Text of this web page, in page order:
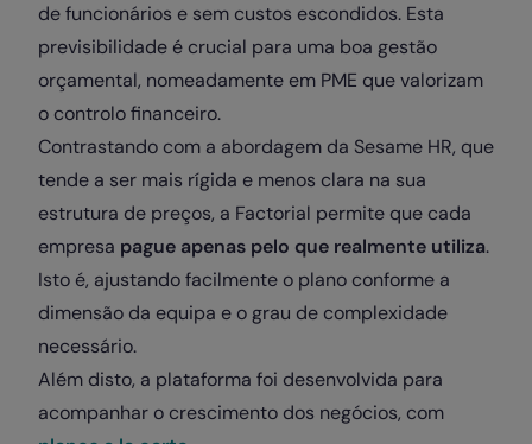
de funcionários e sem custos escondidos. Esta
previsibilidade é crucial para uma boa gestão
orçamental, nomeadamente em PME que valorizam
o controlo financeiro.
Contrastando com a abordagem da Sesame HR, que
tende a ser mais rígida e menos clara na sua
estrutura de preços, a Factorial permite que cada
empresa pague apenas pelo que realmente utiliza.
Isto é, ajustando facilmente o plano conforme a
dimensão da equipa e o grau de complexidade
necessário.
Além disto, a plataforma foi desenvolvida para
acompanhar o crescimento dos negócios, com